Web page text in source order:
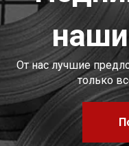
От нас лучшие
только